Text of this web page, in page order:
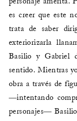
es creer que este
trata de saber
exteriorizarla
Basilio y Gabriel
sentido. Mientras
obra a través de
―intentando
personajes―